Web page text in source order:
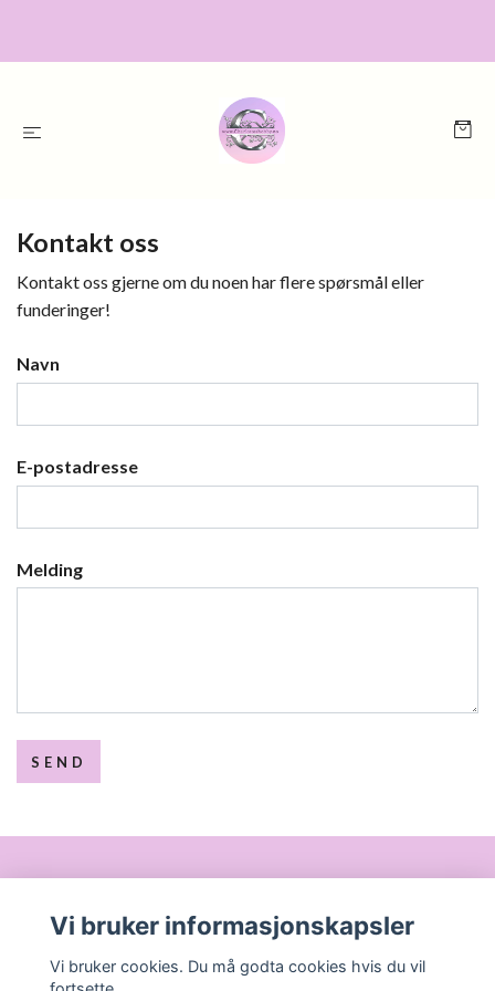
Kontakt oss
Kontakt oss gjerne om du noen har flere spørsmål eller
funderinger!
Navn
E-postadresse
Melding
SEND
Om oss
Les mer
Vi bruker informasjonskapsler
Vi bruker cookies. Du må godta cookies hvis du vil